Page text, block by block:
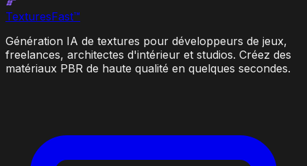
TexturesFast™
Génération IA de textures pour développeurs de jeux,
freelances, architectes d'intérieur et studios. Créez des
matériaux PBR de haute qualité en quelques secondes.